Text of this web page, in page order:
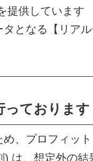
提供しています
となる【リア
っております
、プロフィッ
は、想定外の